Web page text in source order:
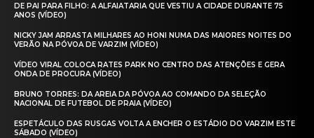
DE PAI PARA FILHO: A ALFAIATARIA QUE VESTIU A CIDADE DURANTE 75
ANOS (VÍDEO)
NICKY JAM ARRASTA MILHARES AO HONI NUMA DAS MAIORES NOITES DO
VERÃO NA PÓVOA DE VARZIM (VÍDEO)
VÍDEO VIRAL COLOCA RATES PARK NO CENTRO DAS ATENÇÕES E GERA
ONDA DE PROCURA (VÍDEO)
BRUNO TORRES: DA AREIA DA PÓVOA AO COMANDO DA SELEÇÃO
NACIONAL DE FUTEBOL DE PRAIA (VÍDEO)
ESPETÁCULO DAS RUSGAS VOLTA A ENCHER O ESTÁDIO DO VARZIM ESTE
SÁBADO (VÍDEO)